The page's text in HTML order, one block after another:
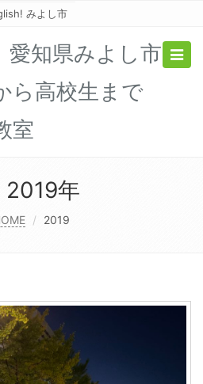
みよし市
知県みよし市
ら高校生まで
室
2019年
2019